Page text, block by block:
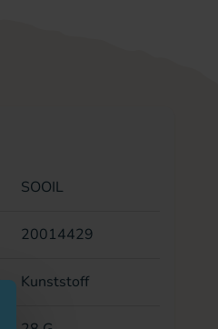
SOOIL
20014429
Kunststoff